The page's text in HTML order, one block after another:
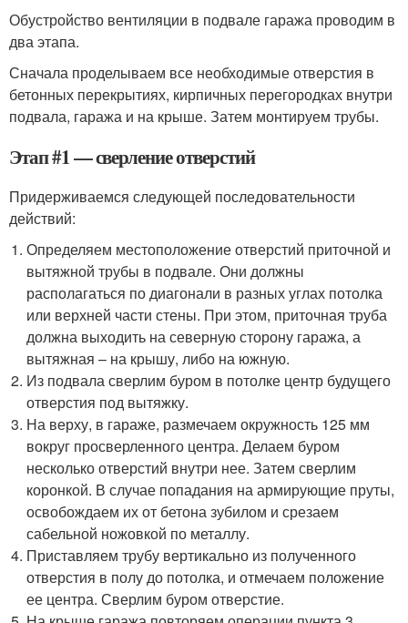
Обустройство вентиляции в подвале гаража проводим в
два этапа.
Сначала проделываем все необходимые отверстия в
бетонных перекрытиях, кирпичных перегородках внутри
подвала, гаража и на крыше. Затем монтируем трубы.
Этап #1 — сверление отверстий
Придерживаемся следующей последовательности
действий:
Определяем местоположение отверстий приточной и
вытяжной трубы в подвале. Они должны
располагаться по диагонали в разных углах потолка
или верхней части стены. При этом, приточная труба
должна выходить на северную сторону гаража, а
вытяжная – на крышу, либо на южную.
Из подвала сверлим буром в потолке центр будущего
отверстия под вытяжку.
На верху, в гараже, размечаем окружность 125 мм
вокруг просверленного центра. Делаем буром
несколько отверстий внутри нее. Затем сверлим
коронкой. В случае попадания на армирующие пруты,
освобождаем их от бетона зубилом и срезаем
сабельной ножовкой по металлу.
Приставляем трубу вертикально из полученного
отверстия в полу до потолка, и отмечаем положение
ее центра. Сверлим буром отверстие.